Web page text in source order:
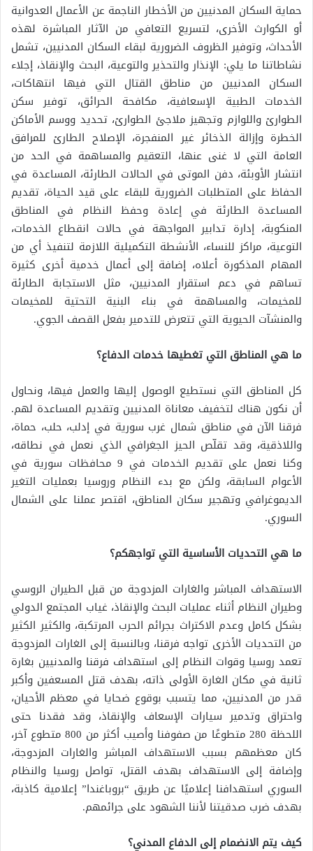
حماية السكان المدنيين من الأخطار الناجمة عن الأعمال العدوانية
أو الكوارث الأخرى، لتسريع التعافي من الآثار المباشرة لهذه
الأحداث، وتوفير الظروف الضرورية لبقاء السكان المدنيين، تشمل
نشاطاتنا ما يلي: الإنذار والتحذير والتوعية، البحث والإنقاذ، إجلاء
السكان المدنيين من مناطق القتال التي فيها انتهاكات،
الخدمات الطبية الإسعافية، مكافحة الحرائق، توفير سكن
الطوارئ واللوازم وتجهيز ملاجئ الطوارئ، تحديد ووسم الأماكن
الخطرة وإزالة الذخائر غير المنفجرة، الإصلاح الطارئ للمرافق
العامة التي لا غنى عنها، التعقيم والمساهمة في الحد من
انتشار الأوبئة، دفن الموتى في الحالات الطارئة، المساعدة في
الحفاظ على المتطلبات الضرورية للبقاء على قيد الحياة، تقديم
المساعدة الطارئة في إعادة وحفظ النظام في المناطق
المنكوبة، إدارة تدابير المواجهة في حالات انقطاع الخدمات،
التوعية، مراكز للنساء، الأنشطة التكميلية اللازمة لتنفيذ أي من
المهام المذكورة أعلاه، إضافة إلى أعمال خدمية أخرى كثيرة
تساهم في دعم استقرار المدنيين، مثل الاستجابة الطارئة
للمخيمات، والمساهمة في بناء البنية التحتية للمخيمات
والمنشآت الحيوية التي تتعرض للتدمير بفعل القصف الجوي.
ما هي المناطق التي تغطيها خدمات الدفاع؟
كل المناطق التي نستطيع الوصول إليها والعمل فيها، ونحاول
أن نكون هناك لتخفيف معاناة المدنيين وتقديم المساعدة لهم.
فرقنا الآن في مناطق شمال غرب سورية في إدلب، حلب، حماة،
واللاذقية، وقد تقلّص الحيز الجغرافي الذي نعمل في نطاقه،
وكنا نعمل على تقديم الخدمات في 9 محافظات سورية في
الأعوام السابقة، ولكن مع بدء النظام وروسيا بعمليات التغير
الديموغرافي وتهجير سكان المناطق، اقتصر عملنا على الشمال
السوري.
ما هي التحديات الأساسية التي تواجهكم؟
الاستهداف المباشر والغارات المزدوجة من قبل الطيران الروسي
وطيران النظام أثناء عمليات البحث والإنقاذ، غياب المجتمع الدولي
بشكل كامل وعدم الاكتراث بجرائم الحرب المرتكبة، والكثير الكثير
من التحديات الأخرى تواجه فرقنا، وبالنسبة إلى الغارات المزدوجة
تعمد روسيا وقوات النظام إلى استهداف فرقنا والمدنيين بغارة
ثانية في مكان الغارة الأولى ذاته، بهدف قتل المسعفين وأكبر
قدر من المدنيين، مما يتسبب بوقوع ضحايا في معظم الأحيان،
واحتراق وتدمير سيارات الإسعاف والإنقاذ، وقد فقدنا حتى
اللحظة 280 متطوعًا من صفوفنا وأصيب أكثر من 800 متطوع آخر،
كان معظمهم بسبب الاستهداف المباشر والغارات المزدوجة،
وإضافة إلى الاستهداف بهدف القتل، تواصل روسيا والنظام
السوري استهدافنا إعلاميًا عن طريق “بروباغندا” إعلامية كاذبة،
بهدف ضرب صدقيتنا لأننا الشهود على جرائمهم.
كيف يتم الانضمام إلى الدفاع المدني؟